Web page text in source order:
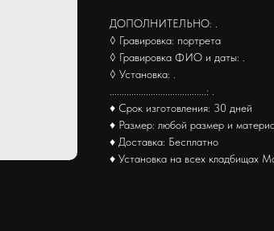
ДОПОЛНИТЕЛЬНО: .
◊ Гравировка: портрета
◊ Гравировка ФИО и даты: .
◊ Установка: .
........................................: .
♦ Срок изготовления: 30 дней
♦ Размер: любой размер и
♦ Доставка: Бесплатно
♦ Установка на всех кладбищах